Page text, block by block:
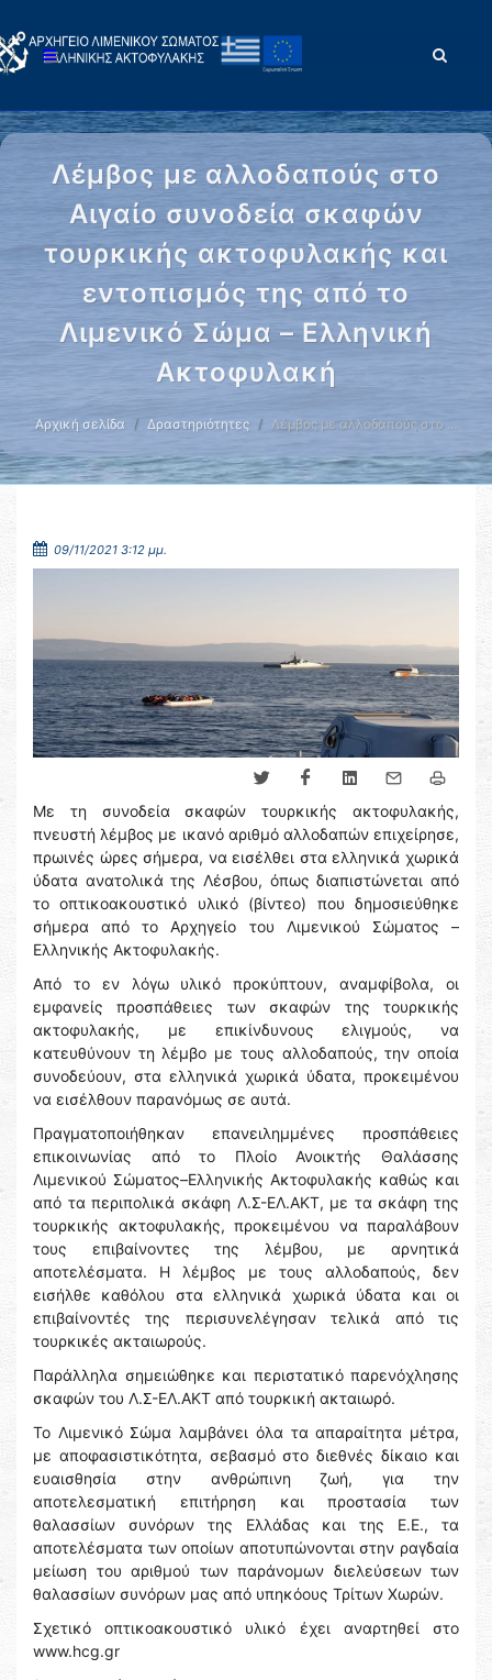
Λέμβος με αλλοδαπούς στο
Αιγαίο συνοδεία σκαφών
τουρκικής ακτοφυλακής και
εντοπισμός της από το
Λιμενικό Σώμα – Ελληνική
Ακτοφυλακή
Αρχική σελίδα Δραστηριότητες Λέμβος με αλλοδαπούς στο …
09/11/2021 3:12 μμ.
Με τη συνοδεία σκαφών τουρκικής ακτοφυλακής,
πνευστή λέμβος με ικανό αριθμό αλλοδαπών επιχείρησε,
πρωινές ώρες σήμερα, να εισέλθει στα ελληνικά χωρικά
ύδατα ανατολικά της Λέσβου, όπως διαπιστώνεται από
το οπτικοακουστικό υλικό (βίντεο) που δημοσιεύθηκε
σήμερα από το Αρχηγείο του Λιμενικού Σώματος –
Ελληνικής Ακτοφυλακής.
Από το εν λόγω υλικό προκύπτουν, αναμφίβολα, οι
εμφανείς προσπάθειες των σκαφών της τουρκικής
ακτοφυλακής, με επικίνδυνους ελιγμούς, να
κατευθύνουν τη λέμβο με τους αλλοδαπούς, την οποία
συνοδεύουν, στα ελληνικά χωρικά ύδατα, προκειμένου
να εισέλθουν παρανόμως σε αυτά.
Πραγματοποιήθηκαν επανειλημμένες προσπάθειες
επικοινωνίας από το Πλοίο Ανοικτής Θαλάσσης
Λιμενικού Σώματος–Ελληνικής Ακτοφυλακής καθώς και
από τα περιπολικά σκάφη Λ.Σ-ΕΛ.ΑΚΤ, με τα σκάφη της
τουρκικής ακτοφυλακής, προκειμένου να παραλάβουν
τους επιβαίνοντες της λέμβου, με αρνητικά
αποτελέσματα. Η λέμβος με τους αλλοδαπούς, δεν
εισήλθε καθόλου στα ελληνικά χωρικά ύδατα και οι
επιβαίνοντές της περισυνελέγησαν τελικά από τις
τουρκικές ακταιωρούς.
Παράλληλα σημειώθηκε και περιστατικό παρενόχλησης
σκαφών του Λ.Σ-ΕΛ.ΑΚΤ από τουρκική ακταιωρό.
Το Λιμενικό Σώμα λαμβάνει όλα τα απαραίτητα μέτρα,
με αποφασιστικότητα, σεβασμό στο διεθνές δίκαιο και
ευαισθησία στην ανθρώπινη ζωή, για την
αποτελεσματική επιτήρηση και προστασία των
θαλασσίων συνόρων της Ελλάδας και της Ε.Ε., τα
αποτελέσματα των οποίων αποτυπώνονται στην ραγδαία
μείωση του αριθμού των παράνομων διελεύσεων των
θαλασσίων συνόρων μας από υπηκόους Τρίτων Χωρών.
Σχετικό οπτικοακουστικό υλικό έχει αναρτηθεί στο
www.hcg.gr